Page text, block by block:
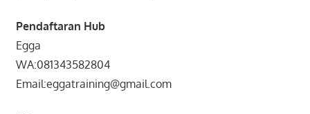
Pendaftaran Hub
Egga
WA:081343582804
Email:eggatraining@gmail.com